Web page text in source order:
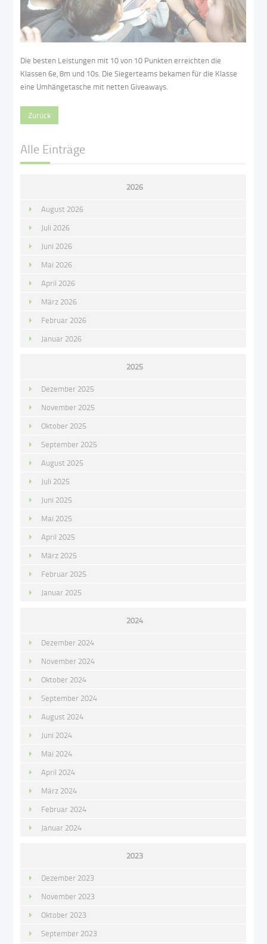
Die besten Leistungen mit 10 von 10 Punkten erreichten die
Klassen 6e, 8m und 10s. Die Siegerteams bekamen für die Klasse
eine Umhängetasche mit netten Giveaways.
Zurück
Alle Einträge
2026
August 2026
Juli 2026
Juni 2026
Mai 2026
April 2026
März 2026
Februar 2026
Januar 2026
2025
Dezember 2025
November 2025
Oktober 2025
September 2025
August 2025
Juli 2025
Juni 2025
Mai 2025
April 2025
März 2025
Februar 2025
Januar 2025
2024
Dezember 2024
November 2024
Oktober 2024
September 2024
August 2024
Juni 2024
Mai 2024
April 2024
März 2024
Februar 2024
Januar 2024
2023
Dezember 2023
November 2023
Oktober 2023
September 2023